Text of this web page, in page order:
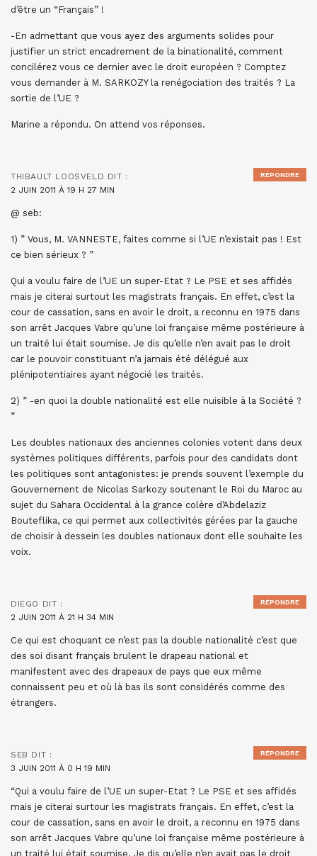
d’être un “Français” !
-En admettant que vous ayez des arguments solides pour
justifier un strict encadrement de la binationalité, comment
concilérez vous ce dernier avec le droit européen ? Comptez
vous demander à M. SARKOZY la renégociation des traités ? La
sortie de l’UE ?
Marine a répondu. On attend vos réponses.
THIBAULT LOOSVELD DIT :
2 JUIN 2011 À 19 H 27 MIN
@ seb:
1) ” Vous, M. VANNESTE, faites comme si l’UE n’existait pas ! Est
ce bien sérieux ? ”
Qui a voulu faire de l’UE un super-Etat ? Le PSE et ses affidés
mais je citerai surtout les magistrats français. En effet, c’est la
cour de cassation, sans en avoir le droit, a reconnu en 1975 dans
son arrêt Jacques Vabre qu’une loi française même postérieure à
un traité lui était soumise. Je dis qu’elle n’en avait pas le droit
car le pouvoir constituant n’a jamais été délégué aux
plénipotentiaires ayant négocié les traités.
2) ” -en quoi la double nationalité est elle nuisible à la Société ?
”
Les doubles nationaux des anciennes colonies votent dans deux
systèmes politiques différents, parfois pour des candidats dont
les politiques sont antagonistes: je prends souvent l’exemple du
Gouvernement de Nicolas Sarkozy soutenant le Roi du Maroc au
sujet du Sahara Occidental à la grance colère d’Abdelaziz
Bouteflika, ce qui permet aux collectivités gérées par la gauche
de choisir à dessein les doubles nationaux dont elle souhaite les
voix.
RÉPONDRE
DIEGO DIT :
2 JUIN 2011 À 21 H 34 MIN
Ce qui est choquant ce n’est pas la double nationalité c’est que
des soi disant français brulent le drapeau national et
manifestent avec des drapeaux de pays que eux même
connaissent peu et où là bas ils sont considérés comme des
étrangers.
RÉPONDRE
SEB DIT :
3 JUIN 2011 À 0 H 19 MIN
“Qui a voulu faire de l’UE un super-Etat ? Le PSE et ses affidés
mais je citerai surtour les magistrats français. En effet, c’est la
cour de cassation, sans en avoir le droit, a reconnu en 1975 dans
son arrêt Jacques Vabre qu’une loi française même postérieure à
un traité lui était soumise. Je dis qu’elle n’en avait pas le droit
RÉPONDRE